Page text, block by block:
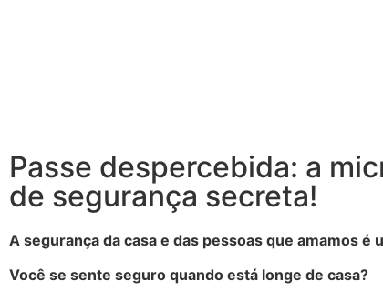
Passe despercebida: a
de segurança secreta!
A segurança da casa e das pessoas que amamos é
Você se sente seguro quando está longe de casa?